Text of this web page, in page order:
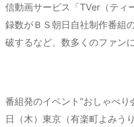
信動画サービス「TVer（ティ
録数がＢＳ朝日自社制作番組
破するなど、数多くのファン
番組発のイベント“おしゃべ
日（木）東京（有楽町よみう